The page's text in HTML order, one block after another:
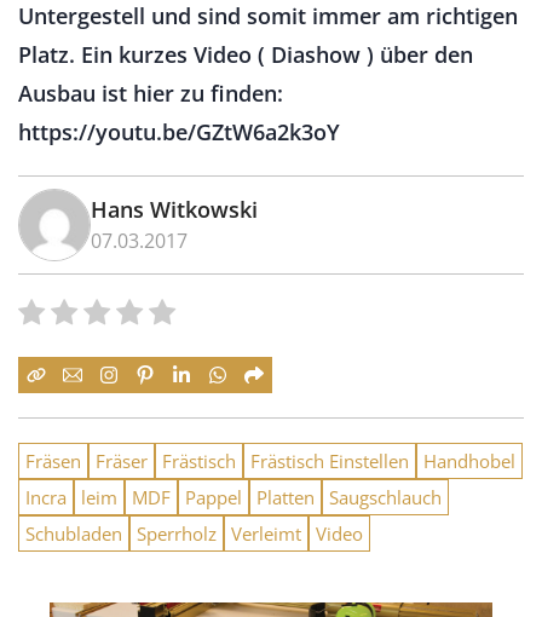
Untergestell und sind somit immer am richtigen
Platz. Ein kurzes Video ( Diashow ) über den
Ausbau ist hier zu finden:
https://youtu.be/GZtW6a2k3oY
Hans Witkowski
07.03.2017
Fräsen Fräser Frästisch Frästisch Einstellen
Handhobel
Incra
leim MDF Pappel Platten
Saugschlauch
Schubladen
Sperrholz Verleimt Video